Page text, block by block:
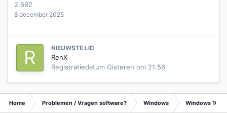
2.662
8 december 2025
NIEUWSTE LID
RenX
Registratiedatum Gisteren om 21:56
Home Problemen / Vragen software? Windows Windows 10